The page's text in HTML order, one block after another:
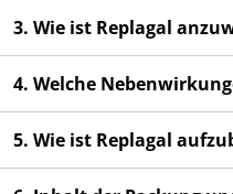
für Nebenwirkungen,
Packungsbeilage
4.
3. Wie ist Replagal
4. Welche
5. Wie ist Replagal